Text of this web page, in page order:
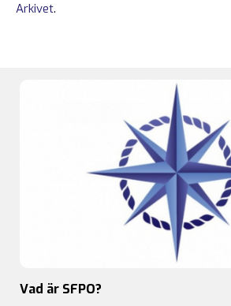
Arkivet.
Vad är SFPO?